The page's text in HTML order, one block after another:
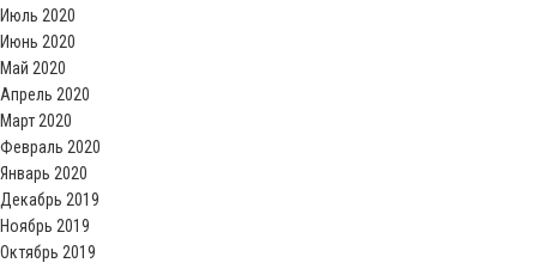
Июль 2020
Июнь 2020
Май 2020
Апрель 2020
Март 2020
Февраль 2020
Январь 2020
Декабрь 2019
Ноябрь 2019
Октябрь 2019